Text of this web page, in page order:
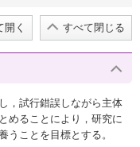
開く すべて閉じる
，試行錯誤しながら主体
めることにより，研究に
うことを目標とする。